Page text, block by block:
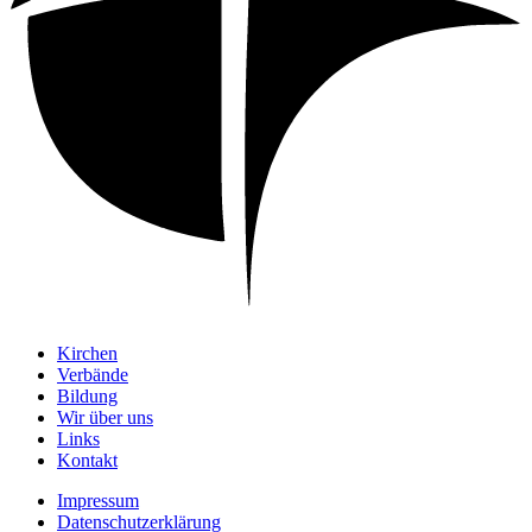
Kirchen
Verbände
Bildung
Wir über uns
Links
Kontakt
Impressum
Datenschutzerklärung